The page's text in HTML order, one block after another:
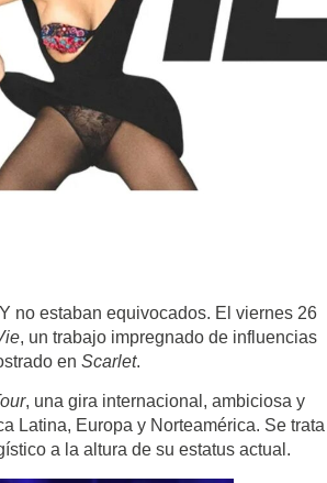
no estaban equivocados. El viernes 26
, un trabajo impregnado de influencias
en Scarlet.
, una gira internacional, ambiciosa y
Latina, Europa y Norteamérica. Se trata
a la altura de su estatus actual.